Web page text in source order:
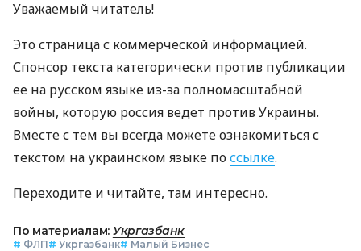
Уважаемый читатель!
Это страница с коммерческой информацией.
Спонсор текста категорически против публикации
ее на русском языке из-за полномасштабной
войны, которую россия ведет против Украины.
Вместе с тем вы всегда можете ознакомиться с
текстом на украинском языке поссылке.
Переходите и читайте, там интересно.
По материалам: Укргазбанк
# ФЛП# Укргазбанк# Малый Бизнес